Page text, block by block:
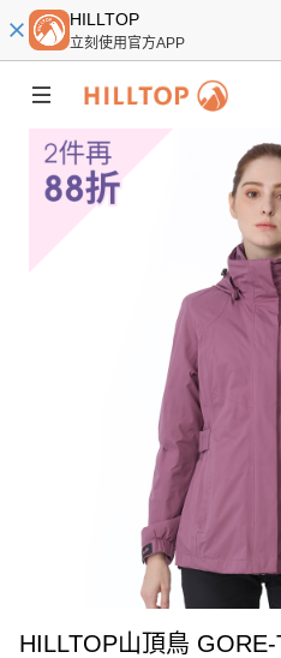
HILLTOP
立刻使用官方APP
HILLTOP山頂鳥